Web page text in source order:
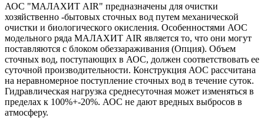
АОС "МАЛАХИТ AIR" предназначены для очистки
хозяйственно -бытовых сточных вод путем механической
очистки и биологического окисления. Особенностями АОС
модельного ряда МАЛАХИТ AIR является то, что они могут
поставляются с блоком обеззараживания (Опция). Объем
сточных вод, поступающих в АОС, должен соответствовать ее
суточной производительности. Конструкция АОС рассчитана
на неравномерное поступление сточных вод в течение суток.
Гидравлическая нагрузка среднесуточная может изменяться в
пределах к 100%+-20%. АОС не дают вредных выбросов в
атмосферу.